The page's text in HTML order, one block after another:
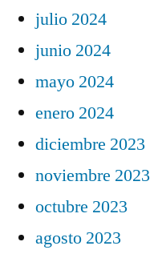
julio 2024
junio 2024
mayo 2024
enero 2024
diciembre 2023
noviembre 2023
octubre 2023
agosto 2023